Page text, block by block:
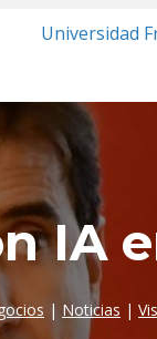
Universidad
IA
| Noticias |